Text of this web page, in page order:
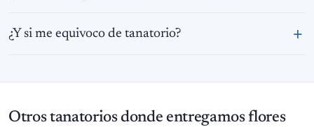
¿Y si me equivoco de tanatorio?
Otros tanatorios donde entregamos flores